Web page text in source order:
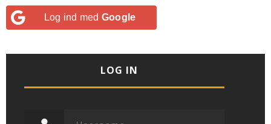
Log ind med Google
LOG IN